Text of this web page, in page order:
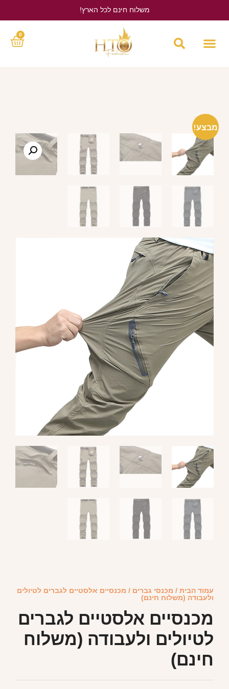
משלוח חינם לכל הארץ!
0
מבצע!
עמוד הבית / מכנסי גברים / מכנסיים אלסטיים לגברים לטיולים
ולעבודה (משלוח חינם)
מכנסיים אלסטיים לגברים
לטיולים ולעבודה (משלוח
חינם)